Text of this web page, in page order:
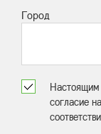
Город
Настоящим
согласие